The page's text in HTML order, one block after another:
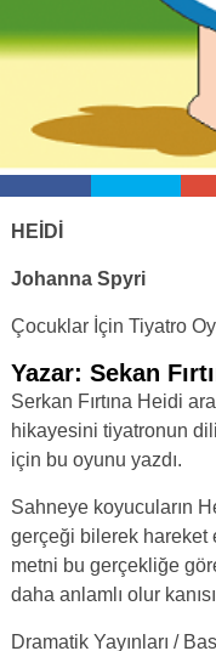
HEİDİ
Johanna Spyri
Çocuklar İçin Tiyatro
Yazar: Sekan
Serkan Fırtına Heidi
hikayesini tiyatronun
için bu oyunu yazdı.
Sahneye koyucuların
gerçeği bilerek hareket
metni bu gerçekliğe
daha anlamlı olur
Dramatik Yayınları /